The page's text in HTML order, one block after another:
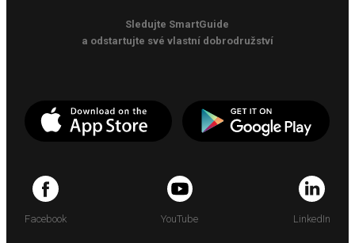
Sledujte SmartGuide
a odstartujte své vlastní dobrodružství
Facebook YouTube LinkedIn